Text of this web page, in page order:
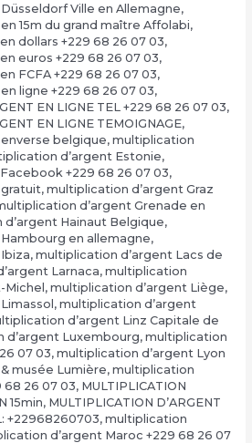
Ville en Allemagne,
15m du grand maître Affolabi,
dollars +229 68 26 07 03,
euros +229 68 26 07 03,
FCFA +229 68 26 07 03,
ligne +229 68 26 07 03,
EN LIGNE TEL +229 68 26 07 03,
EN LIGNE TEMOIGNAGE,
belgique, multiplication
d’argent Estonie,
+229 68 26 07 03,
, multiplication d’argent Graz
d’argent Grenade en
Hainaut Belgique,
en allemagne,
, multiplication d’argent Lacs de
Larnaca, multiplication
Michel, multiplication d’argent Liège,
, multiplication d’argent
d’argent Linz Capitale de
d’argent Luxembourg, multiplication
07 03, multiplication d’argent Lyon
musée Lumière, multiplication
68 26 07 03, MULTIPLICATION
15min, MULTIPLICATION D’ARGENT
+22968260703, multiplication
d’argent Maroc +229 68 26 07